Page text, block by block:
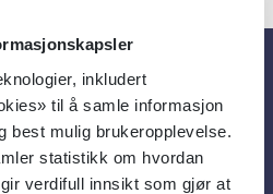
inkludert
til å samle informasjon
best mulig brukeropplevelse.
statistikk om hvordan
verdifull innsikt som gjør at